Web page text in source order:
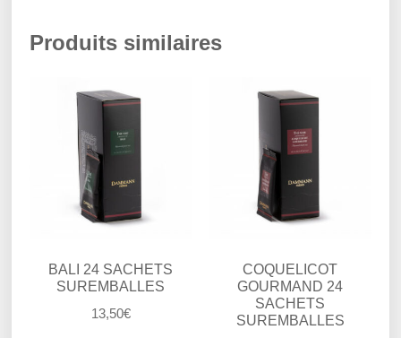
Produits similaires
BALI 24 SACHETS
SUREMBALLES
13,50€
COQUELICOT
GOURMAND 24
SACHETS
SUREMBALLES